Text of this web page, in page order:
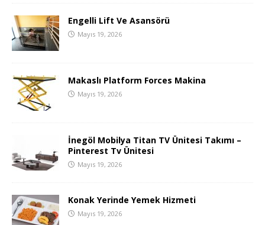
Engelli Lift Ve Asansörü
Mayıs 19, 2026
Makaslı Platform Forces Makina
Mayıs 19, 2026
İnegöl Mobilya Titan TV Ünitesi Takımı –
Pinterest Tv Ünitesi
Mayıs 19, 2026
Konak Yerinde Yemek Hizmeti
Mayıs 19, 2026